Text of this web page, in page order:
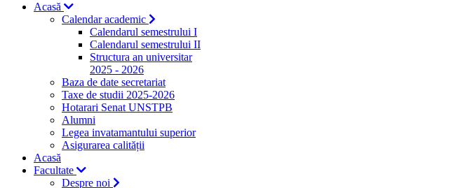
Acasă
Calendar academic
Calendarul semestrului I
Calendarul semestrului II
Structura an universitar
2025 - 2026
Baza de date secretariat
Taxe de studii 2025-2026
Hotarari Senat UNSTPB
Alumni
Legea invatamantului superior
Asigurarea calității
Acasă
Facultate
Despre noi